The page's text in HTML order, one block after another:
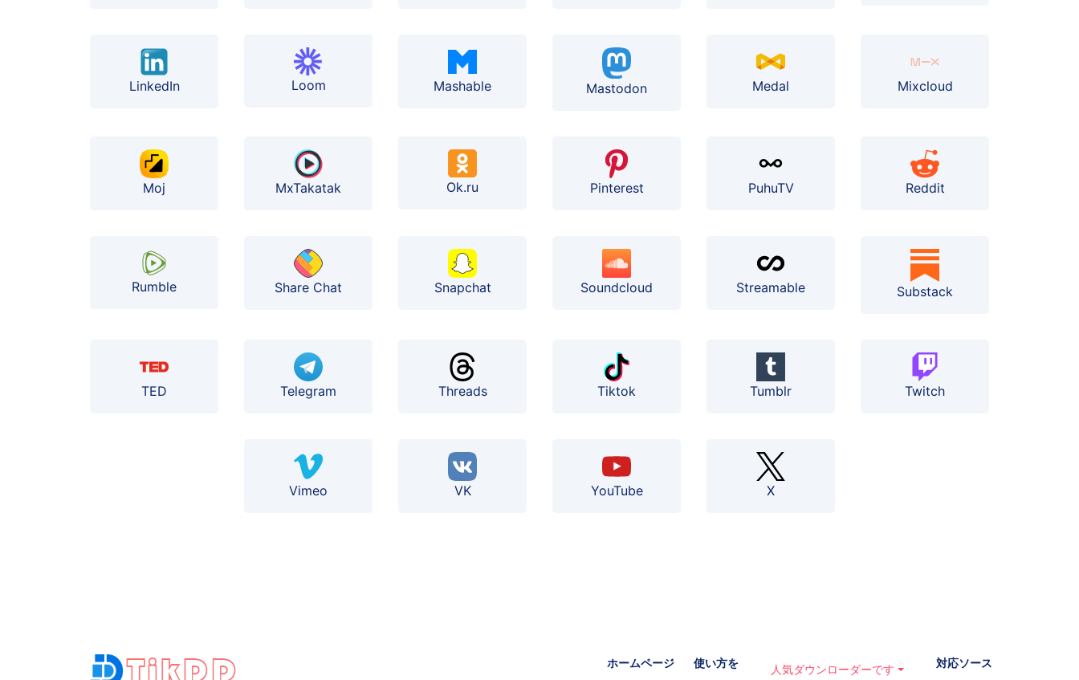
LinkedIn Loom Mashable Mastodon Medal Mixcloud
Moj MxTakatak Ok.ru Pinterest PuhuTV Reddit
Rumble Share Chat Snapchat Soundcloud Streamable Substack
TED Telegram Threads Tiktok Tumblr Twitch
Vimeo VK YouTube X
ホームページ 使い方を 人気ダウンローダーです 対応ソース